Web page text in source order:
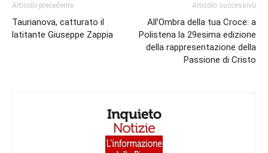
Articolo precedente
Taurianova, catturato il
latitante Giuseppe Zappia
Articolo successivo
All’Ombra della tua Croce: a
Polistena la 29esima edizione
della rappresentazione della
Passione di Cristo